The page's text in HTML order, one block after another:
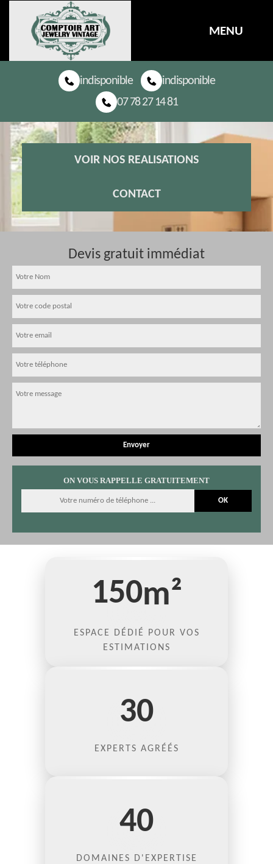
MENU
indisponible
indisponible
07 78 27 14 81
VOIR NOS REALISATIONS
CONTACT
Devis gratuit immédiat
ON VOUS RAPPELLE GRATUITEMENT
150m²
ESPACE DÉDIÉ POUR VOS
ESTIMATIONS
30
EXPERTS AGRÉÉS
40
DOMAINES D'EXPERTISE